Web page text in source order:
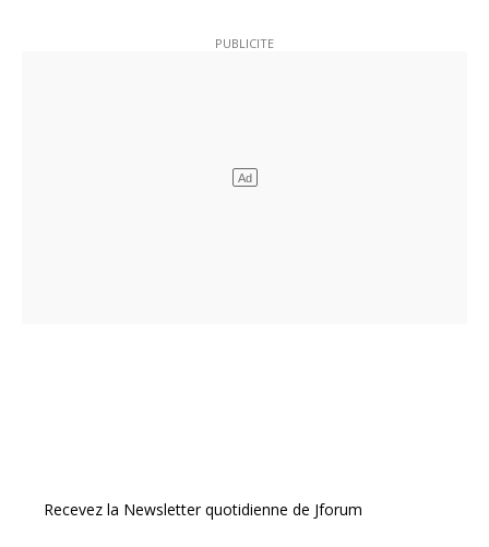
Recevez la Newsletter quotidienne de Jforum